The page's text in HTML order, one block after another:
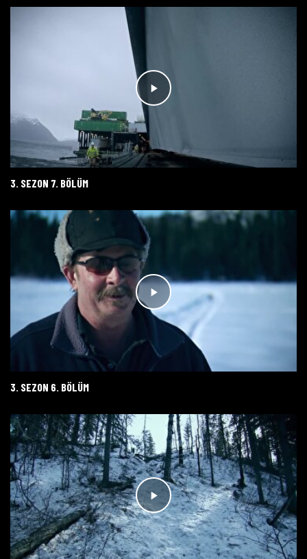
3. SEZON 7. BÖLÜM
3. SEZON 6. BÖLÜM